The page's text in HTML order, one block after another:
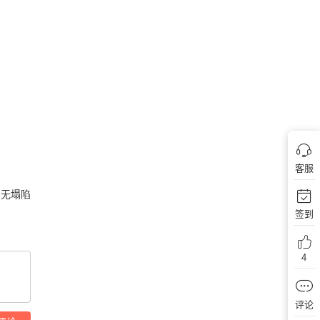
塌陷
客服
签到
4
评论